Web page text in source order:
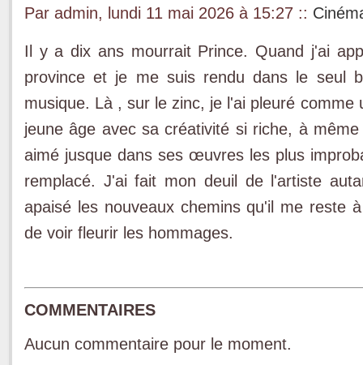
Par admin, lundi 11 mai 2026 à 15:27 ::
Il y a dix ans mourrait Prince. Quand j'ai
province et je me suis rendu dans le seul
musique. Là , sur le zinc, je l'ai pleuré
jeune âge avec sa créativité si riche, à
aimé jusque dans ses œuvres les plus
remplacé. J'ai fait mon deuil de l'artiste
apaisé les nouveaux chemins qu'il me reste
de voir fleurir les hommages.
COMMENTAIRES
Aucun commentaire pour le moment.